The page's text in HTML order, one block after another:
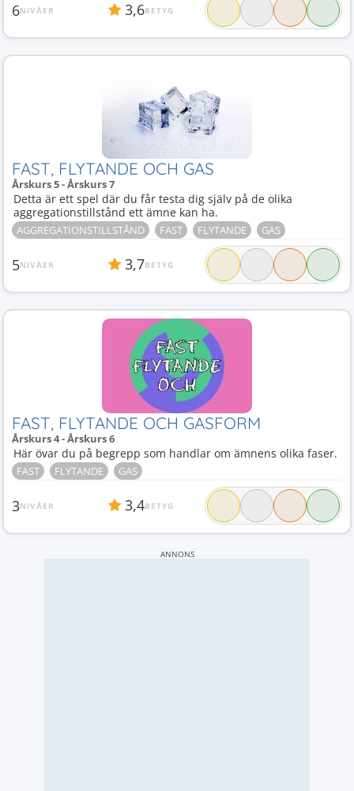
6NIVÅER 3,6BETYG
FAST, FLYTANDE OCH GAS
Årskurs 5 - Årskurs 7
Detta är ett spel där du får testa dig själv på de olika
aggregationstillstånd ett ämne kan ha.
AGGREGATIONSTILLSTÅND FAST FLYTANDE GAS
5NIVÅER 3,7BETYG
FAST, FLYTANDE OCH GASFORM
Årskurs 4 - Årskurs 6
Här övar du på begrepp som handlar om ämnens olika faser.
FAST FLYTANDE GAS
3NIVÅER 3,4BETYG
ANNONS